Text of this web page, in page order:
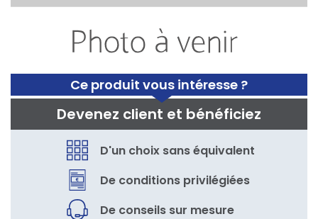
Ce produit vous intéresse ?
Devenez client et bénéficiez
D'un choix sans équivalent
De conditions privilégiées
De conseils sur mesure